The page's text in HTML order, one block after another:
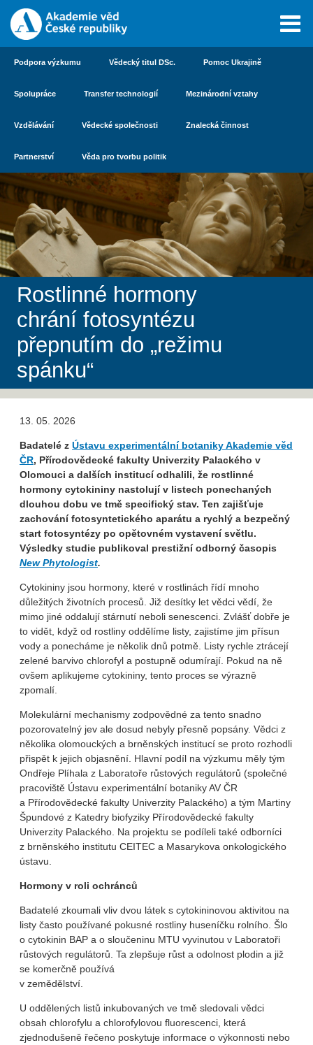
Podpora výzkumu Vědecký titul DSc. Pomoc Ukrajině
Spolupráce Transfer technologií Mezinárodní vztahy
Vzdělávání Vědecké společnosti Znalecká činnost
Partnerství Věda pro tvorbu politik
Rostlinné hormony
chrání fotosyntézu
přepnutím do „režimu
spánku“
13. 05. 2026
Badatelé z Ústavu experimentální botaniky Akademie věd
ČR, Přírodovědecké fakulty Univerzity Palackého v
Olomouci a dalších institucí odhalili, že rostlinné
hormony cytokininy nastolují v listech ponechaných
dlouhou dobu ve tmě specifický stav. Ten zajišťuje
zachování fotosyntetického aparátu a rychlý a bezpečný
start fotosyntézy po opětovném vystavení světlu.
Výsledky studie publikoval prestižní odborný časopis
New Phytologist.
Cytokininy jsou hormony, které v rostlinách řídí mnoho
důležitých životních procesů. Již desítky let vědci vědí, že
mimo jiné oddalují stárnutí neboli senescenci. Zvlášť dobře je
to vidět, když od rostliny oddělíme listy, zajistíme jim přísun
vody a ponecháme je několik dnů potmě. Listy rychle ztrácejí
zelené barvivo chlorofyl a postupně odumírají. Pokud na ně
ovšem aplikujeme cytokininy, tento proces se výrazně
zpomalí.
Molekulární mechanismy zodpovědné za tento snadno
pozorovatelný jev ale dosud nebyly přesně popsány. Vědci z
několika olomouckých a brněnských institucí se proto rozhodli
přispět k jejich objasnění. Hlavní podíl na výzkumu měly tým
Ondřeje Plíhala z Laboratoře růstových regulátorů (společné
pracoviště Ústavu experimentální botaniky AV ČR
a Přírodovědecké fakulty Univerzity Palackého) a tým Martiny
Špundové z Katedry biofyziky Přírodovědecké fakulty
Univerzity Palackého. Na projektu se podíleli také odborníci
z brněnského institutu CEITEC a Masarykova onkologického
ústavu.
Hormony v roli ochránců
Badatelé zkoumali vliv dvou látek s cytokininovou aktivitou na
listy často používané pokusné rostliny huseníčku rolního. Šlo
o cytokinin BAP a o sloučeninu MTU vyvinutou v Laboratoři
růstových regulátorů. Ta zlepšuje růst a odolnost plodin a již
se komerčně používá
v zemědělství.
U oddělených listů inkubovaných ve tmě sledovali vědci
obsah chlorofylu a chlorofylovou fluorescenci, která
zjednodušeně řečeno poskytuje informace o výkonnosti nebo